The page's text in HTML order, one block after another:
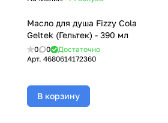
Масло для душа Fizzy Cola
Geltek (Гельтек) - 390 мл
0 0
Достаточно
Арт. 4680614172360
В корзину